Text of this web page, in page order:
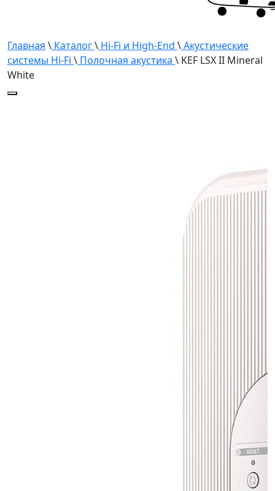
Главная \ Каталог\ Hi-Fi и High-End \Акустические
системы Hi-Fi \ Полочная акустика \ KEF LSX II Mineral
White